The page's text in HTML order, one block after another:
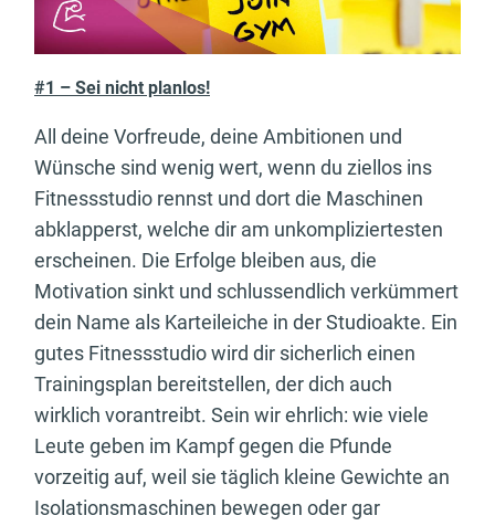
#1 – Sei nicht planlos!
All deine Vorfreude, deine Ambitionen und
Wünsche sind wenig wert, wenn du ziellos ins
Fitnessstudio rennst und dort die Maschinen
abklapperst, welche dir am unkompliziertesten
erscheinen. Die Erfolge bleiben aus, die
Motivation sinkt und schlussendlich verkümmert
dein Name als Karteileiche in der Studioakte. Ein
gutes Fitnessstudio wird dir sicherlich einen
Trainingsplan bereitstellen, der dich auch
wirklich vorantreibt. Sein wir ehrlich: wie viele
Leute geben im Kampf gegen die Pfunde
vorzeitig auf, weil sie täglich kleine Gewichte an
Isolationsmaschinen bewegen oder gar